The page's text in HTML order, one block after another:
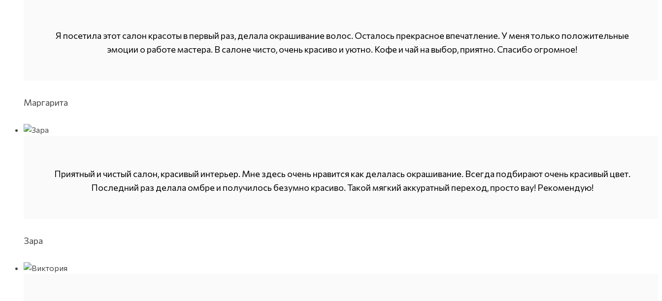
Я посетила этот салон красоты в первый раз, делала окрашивание волос. Осталось прекрасное впечатление. У меня только положительные
эмоции о работе мастера. В салоне чисто, очень красиво и уютно. Кофе и чай на выбор, приятно. Спасибо огромное!
Маргарита
Приятный и чистый салон, красивый интерьер. Мне здесь очень нравится как делалась окрашивание. Всегда подбирают очень красивый цвет.
Последний раз делала омбре и получилось безумно красиво. Такой мягкий аккуратный переход, просто вау! Рекомендую!
Зара